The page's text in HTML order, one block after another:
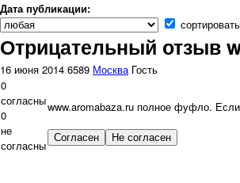
Дата публикации:
Отрицательный отзыв
16 июня 2014 6589 Москва Гость
0
согласны
0
не
согласны
www.aromabaza.ru полное фуфло.